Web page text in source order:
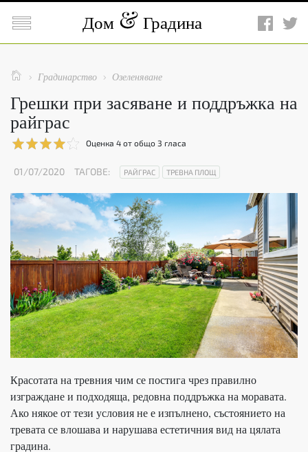
 Дом Градина
  Градинарство  Озеленяване
Грешки при засяване и поддръжка на
райграс
Оценка 4 от общо 3 гласа
01/07/2020 ТАГОВЕ: РАЙГРАС ТРЕВНА ПЛОЩ
Красотата на тревния чим се постига чрез правилно
изграждане и подходяща, редовна поддръжка на моравата.
Ако някое от тези условия не е изпълнено, състоянието на
тревата се влошава и нарушава естетичния вид на цялата
градина.